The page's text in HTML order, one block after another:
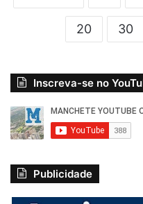
20 30
Inscreva-se no
Publicidade